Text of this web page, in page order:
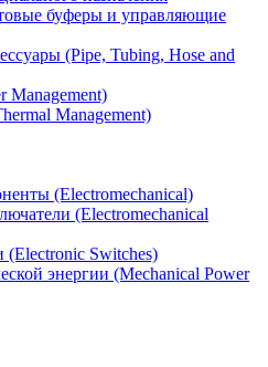
буферы и управляющие
(Pipe, Tubing, Hose and
Management)
Management)
(Electromechanical)
(Electromechanical
(Electronic Switches)
энергии (Mechanical Power